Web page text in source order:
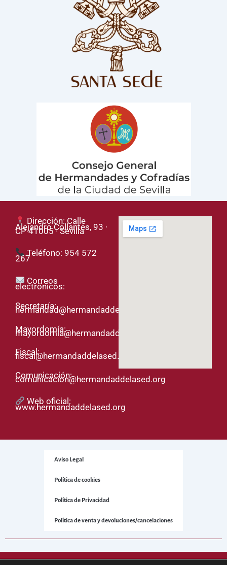
Dirección: Calle
Alejandro Collantes, 93 ·
CP 41005 · Sevilla
Teléfono: 954 572
267
Correos
electrónicos:
Secretaría:
hermandad@hermandaddelased.org
Mayordomía:
mayordomia@hermandaddelased.org
Fiscal:
fiscal@hermandaddelased.org
Comunicación:
comunicacion@hermandaddelased.org
Web oficial:
www.hermandaddelased.org
Aviso Legal
Política de cookies
Política de Privacidad
Política de venta y devoluciones/cancelaciones